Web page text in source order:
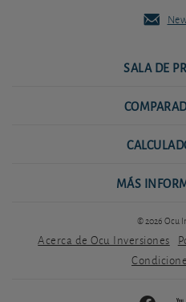
SALA DE
MÁS
© 2026 Ocu
Acerca de Ocu Inversiones